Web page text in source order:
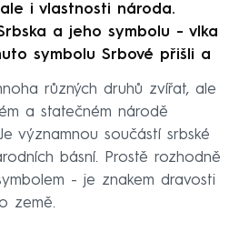
i vlastnosti národa.
a jeho symbolu - vlka
symbolu Srbové přišli a
různých druhů zvířat, ale
a statečném národě
významnou součástí srbské
básní. Prostě rozhodně
- je znakem dravosti
země.